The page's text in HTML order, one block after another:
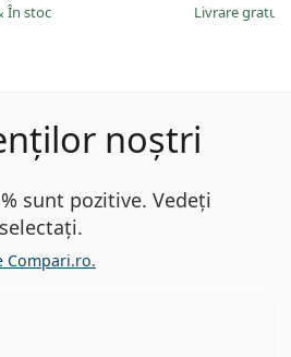
În stoc Livrare
noștri
sunt pozitive. Vedeți
Compari.ro.